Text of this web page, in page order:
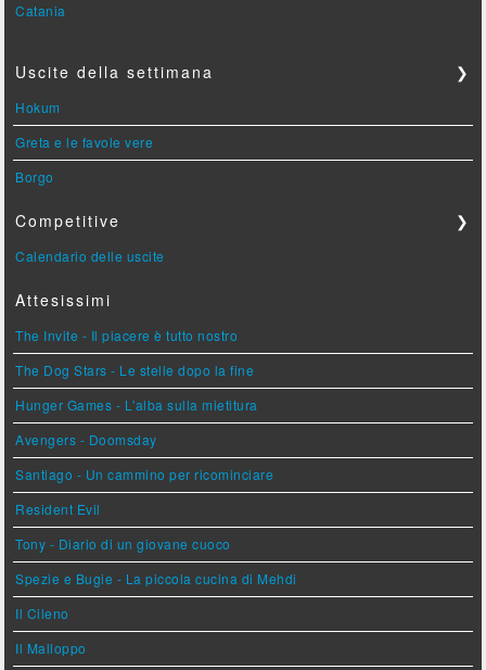
Catania
Uscite della settimana ❯
Hokum
Greta e le favole vere
Borgo
Competitive ❯
Calendario delle uscite
Attesissimi
The Invite - Il piacere è tutto nostro
The Dog Stars - Le stelle dopo la fine
Hunger Games - L'alba sulla mietitura
Avengers - Doomsday
Santiago - Un cammino per ricominciare
Resident Evil
Tony - Diario di un giovane cuoco
Spezie e Bugie - La piccola cucina di Mehdi
Il Cileno
Il Malloppo